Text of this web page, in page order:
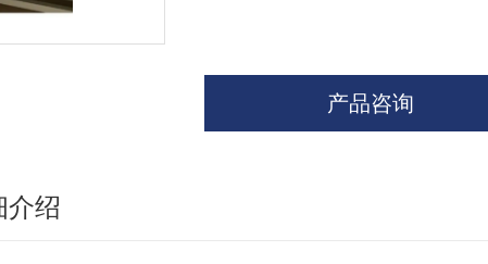
产品咨询
介绍